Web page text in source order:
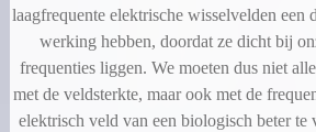
laagfrequente elektrische wisselvelden een
werking hebben, doordat ze dicht bij
frequenties liggen. We moeten dus niet
met de veldsterkte, maar ook met de
elektrisch veld van een biologisch beter te